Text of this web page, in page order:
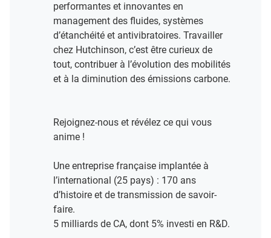
performantes et innovantes en
management des fluides, systèmes
d’étanchéité et antivibratoires. Travailler
chez Hutchinson, c’est être curieux de
tout, contribuer à l’évolution des mobilités
et à la diminution des émissions carbone.
Rejoignez-nous et révélez ce qui vous
anime !​
Une entreprise française implantée à
l’international (25 pays) : 170 ans
d’histoire et de transmission de savoir-
faire.​
5 milliards de CA, dont 5% investi en R&D​.